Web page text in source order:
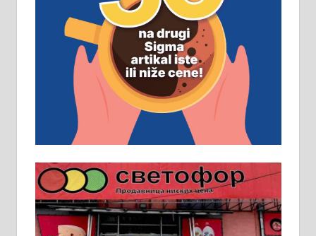
Рудник и флотација Рудник
д.о.о. Рудник запошљава 20
помоћника рудара. Услови:
Основна школа, пожељно радно
искуство на истим и сличним
пословима, али не и неопходан
услов. Обезбеђен смештај,
превоз, исхрана. 032/57-41-122 –
локал 22
Пружам услуге завршних радова
у грађевини, хидроизолације и
молерских радова. 061/25-28-058